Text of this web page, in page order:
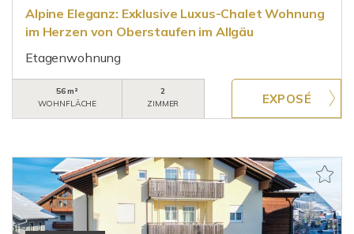
Alpine Eleganz: Exklusive Luxus-Chalet Wohnung
im Herzen von Oberstaufen im Allgäu
Etagenwohnung
56 m²
WOHNFLÄCHE
2
ZIMMER